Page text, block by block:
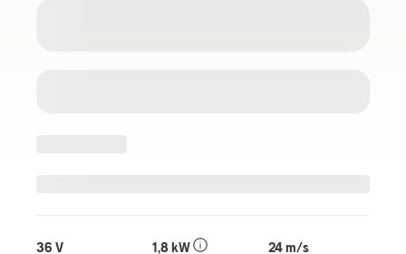
36 V 1,8 kW 24 m/s